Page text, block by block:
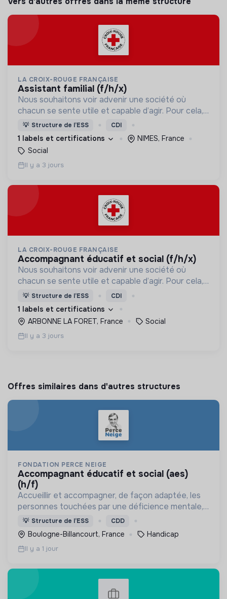
LA CROIX-ROUGE FRANÇAISE
assistant familial (f/h/x)
Nous souhaitons voir advenir une société où
chacun se sente utile et capable d’agir. Pour cela,
nous proposons des moyens et des lieux
d’engagement innovants et adaptés à tous.
💡 Structure de l’ESS CDI
1 labels et certifications
NIMES, France
Social
Il y a 3 jours
LA CROIX-ROUGE FRANÇAISE
accompagnant éducatif et social (f/h/x)
Nous souhaitons voir advenir une société où
chacun se sente utile et capable d’agir. Pour cela,
nous proposons des moyens et des lieux
d’engagement innovants et adaptés à tous.
💡 Structure de l’ESS CDI
1 labels et certifications
ARBONNE LA FORET, France
Social
Il y a 3 jours
Offres similaires dans d'autres structures
FONDATION PERCE NEIGE
accompagnant éducatif et social (aes)
(h/f)
Accueillir et accompagner, de façon adaptée, les
personnes touchées par une déficience mentale,
un handicap physique ou psychique
💡 Structure de l’ESS CDD
Boulogne-Billancourt, France Handicap
Il y a 1 jour